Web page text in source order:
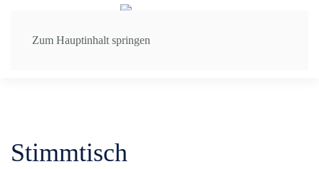
Zum Hauptinhalt springen
Stimmtisch